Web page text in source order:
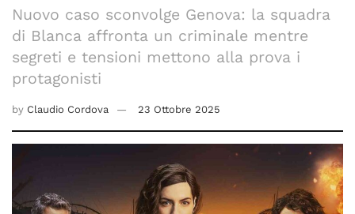
Nuovo caso sconvolge Genova: la squadra
di Blanca affronta un criminale mentre
segreti e tensioni mettono alla prova i
protagonisti
by Claudio Cordova 23 Ottobre 2025